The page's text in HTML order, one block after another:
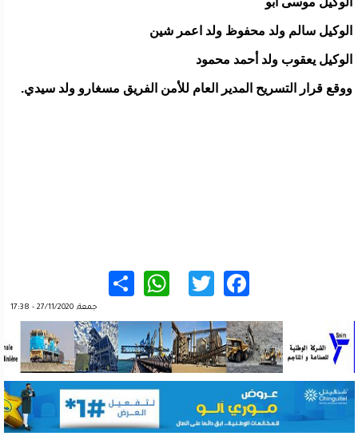
الوكيل سالم ولد محفوظ ولد اعمر شين
الوكيل يعقوب ولد أحمد محمود
ووقع قرار التسريح المدير العام للأمن الفريق مسغارو ولد سيدي.
Facebook
Twitter
WhatsApp
جمعة, 27/11/2020 - 17:38